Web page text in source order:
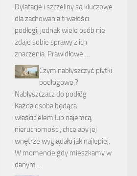
Dylatacje i szczeliny są kluczowe
dla zachowania trwałości
podłogi, jednak wiele osób nie
zdaje sobie sprawy z ich
znaczenia. Prawidłowe …
Czym nabłyszczyć płytki
podłogowe,?
Nabłyszczacz do podłóg
Każda osoba będąca
właścicielem lub najemcą
nieruchomości, chce aby jej
wnętrze wyglądało jak najlepiej.
W momencie gdy mieszkamy w
danym …